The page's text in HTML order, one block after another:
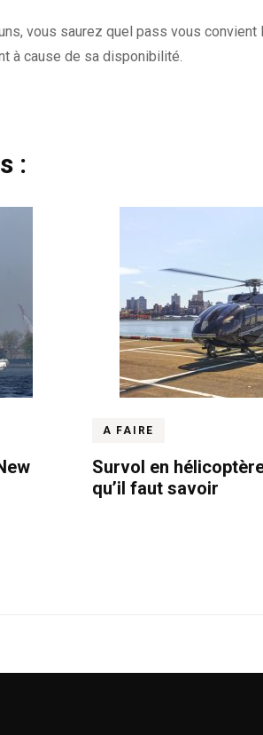
vous saurez quel pass vous convient
à cause de sa disponibilité.
:
A FAIRE
Survol en
qu’il faut savoir